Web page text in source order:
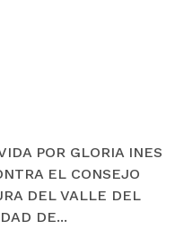
POR GLORIA INES
EL CONSEJO
DEL VALLE DEL
DE...